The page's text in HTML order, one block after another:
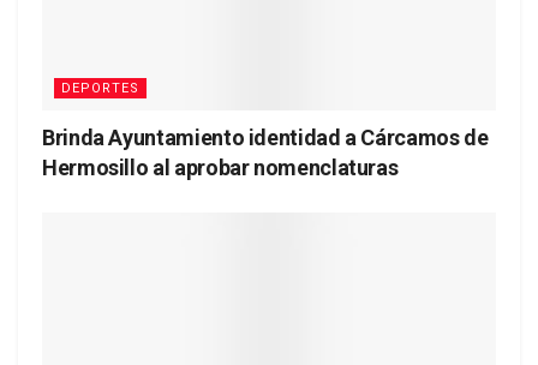
DEPORTES
Brinda Ayuntamiento identidad a Cárcamos de
Hermosillo al aprobar nomenclaturas